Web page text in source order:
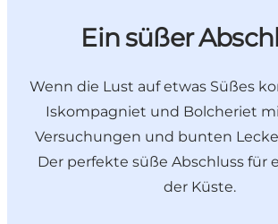
Ein süßer
Wenn die Lust auf etwas Süßes
Iskompagniet und Bolcheriet
Versuchungen und bunten
Der perfekte süße Abschluss für
der Küste.